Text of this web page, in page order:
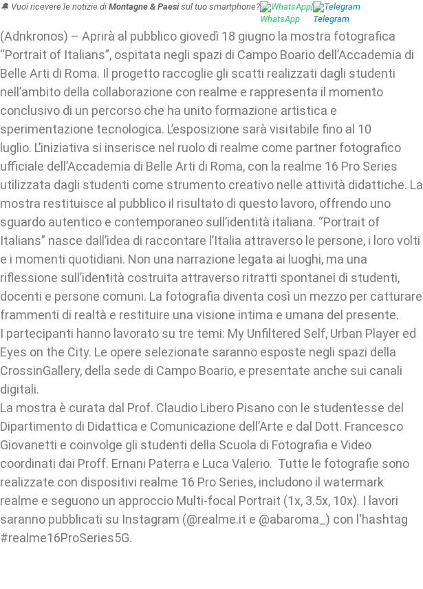
🔔 Vuoi ricevere le notizie di Montagne & Paesisul tuo smartphone? WhatsApp| Telegram
(Adnkronos) – Aprirà al pubblico giovedì 18 giugno la mostra fotografica
“Portrait of Italians”, ospitata negli spazi di Campo Boario dell’Accademia di
Belle Arti di Roma. Il progetto raccoglie gli scatti realizzati dagli studenti
nell’ambito della collaborazione con realme e rappresenta il momento
conclusivo di un percorso che ha unito formazione artistica e
sperimentazione tecnologica. L’esposizione sarà visitabile fino al 10
luglio. L’iniziativa si inserisce nel ruolo di realme come partner fotografico
ufficiale dell’Accademia di Belle Arti di Roma, con la realme 16 Pro Series
utilizzata dagli studenti come strumento creativo nelle attività didattiche. La
mostra restituisce al pubblico il risultato di questo lavoro, offrendo uno
sguardo autentico e contemporaneo sull’identità italiana. “Portrait of
Italians” nasce dall’idea di raccontare l’Italia attraverso le persone, i loro volti
e i momenti quotidiani. Non una narrazione legata ai luoghi, ma una
riflessione sull’identità costruita attraverso ritratti spontanei di studenti,
docenti e persone comuni. La fotografia diventa così un mezzo per catturare
frammenti di realtà e restituire una visione intima e umana del presente.
I partecipanti hanno lavorato su tre temi: My Unfiltered Self, Urban Player ed
Eyes on the City. Le opere selezionate saranno esposte negli spazi della
CrossinGallery, della sede di Campo Boario, e presentate anche sui canali
digitali.
La mostra è curata dal Prof. Claudio Libero Pisano con le studentesse del
Dipartimento di Didattica e Comunicazione dell’Arte e dal Dott. Francesco
Giovanetti e coinvolge gli studenti della Scuola di Fotografia e Video
coordinati dai Proff. Ernani Paterra e Luca Valerio. Tutte le fotografie sono
realizzate con dispositivi realme 16 Pro Series, includono il watermark
realme e seguono un approccio Multi-focal Portrait (1x, 3.5x, 10x). I lavori
saranno pubblicati su Instagram (@realme.it e @abaroma_) con l'hashtag
#realme16ProSeries5G.